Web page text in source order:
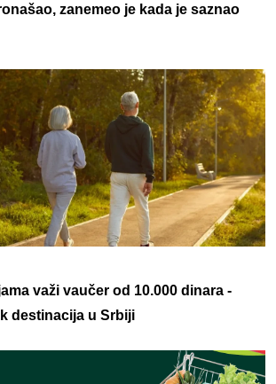
zanemeo je kada je saznao
važi vaučer od 10.000 dinara -
destinacija u Srbiji